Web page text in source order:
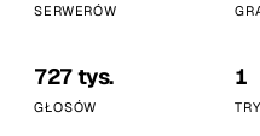
SERWERÓW
727 tys.
GŁOSÓW
1